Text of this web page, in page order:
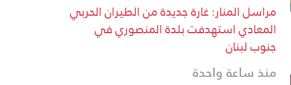
مراسل المنار: غارة جديدة من الطيران الحربي
المعادي استهدفت بلدة المنصوري في
جنوب لبنان
منذ ساعة واحدة